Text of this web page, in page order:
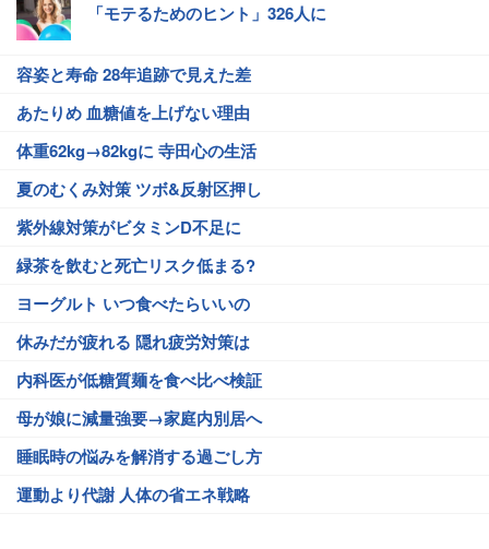
「モテるためのヒント」326人に
容姿と寿命 28年追跡で見えた差
あたりめ 血糖値を上げない理由
体重62kg→82kgに 寺田心の生活
夏のむくみ対策 ツボ&反射区押し
紫外線対策がビタミンD不足に
緑茶を飲むと死亡リスク低まる?
ヨーグルト いつ食べたらいいの
休みだが疲れる 隠れ疲労対策は
内科医が低糖質麺を食べ比べ検証
母が娘に減量強要→家庭内別居へ
睡眠時の悩みを解消する過ごし方
運動より代謝 人体の省エネ戦略